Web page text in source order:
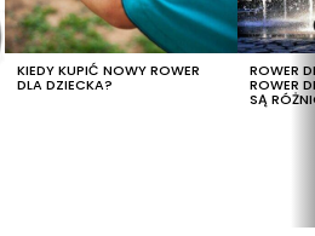
KIEDY KUPIĆ NOWY ROWER
DLA DZIECKA?
ROWER
ROWER
SĄ